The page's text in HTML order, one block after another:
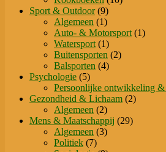
Sport & Outdoor 99
producten
Algemeen 11
product
Auto- & Motorsport 11
Watersport 11
product
Buitensporten 22
Balsporten 44
Psychologie 55
producten
Persoonlijke ontwikkeling
Gezondheid & Lichaam 22
Algemeen 22
producten
Mens & Maatschappij 2929
Algemeen 33
Politiek 77